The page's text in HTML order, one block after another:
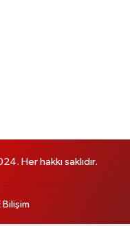
Her hakkı saklıdır.
Bilişim